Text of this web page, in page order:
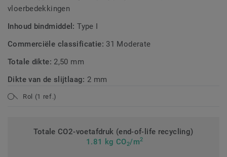
vloerbedekkingen
Inhoud bindmiddel:Type I
Commerciële classificatie: 31 Moderate
Totale dikte: 2,50 mm
Dikte van de slijtlaag: 2 mm
Rol (1 ref.)
Totale CO2-voetafdruk (end-of-life recycling)
1.81 kg CO2/m2